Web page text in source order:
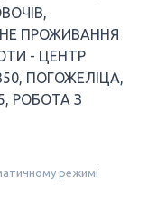
ПРОЖИВАННЯ
- ЦЕНТР
ПОГОЖЕЛІЦА,
РОБОТА З
режимі